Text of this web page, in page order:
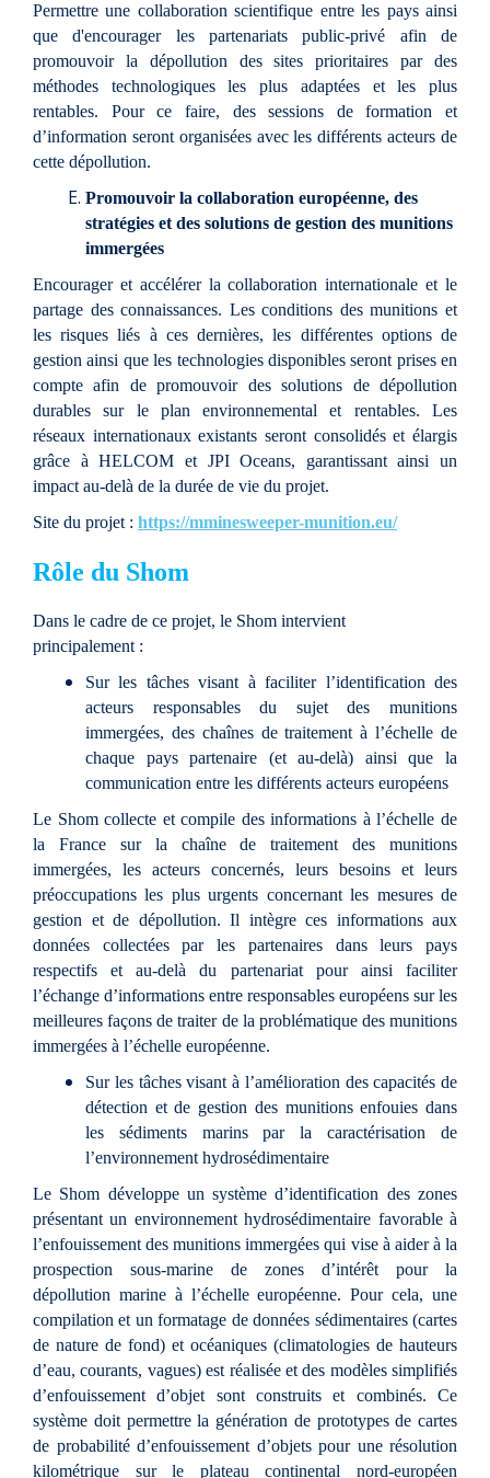
Permettre une collaboration scientifique entre les pays ainsi
que d'encourager les partenariats public-privé afin de
promouvoir la dépollution des sites prioritaires par des
méthodes technologiques les plus adaptées et les plus
rentables. Pour ce faire, des sessions de formation et
d’information seront organisées avec les différents acteurs de
cette dépollution.
Promouvoir la collaboration européenne, des
stratégies et des solutions de gestion des munitions
immergées
Encourager et accélérer la collaboration internationale et le
partage des connaissances. Les conditions des munitions et
les risques liés à ces dernières, les différentes options de
gestion ainsi que les technologies disponibles seront prises en
compte afin de promouvoir des solutions de dépollution
durables sur le plan environnemental et rentables. Les
réseaux internationaux existants seront consolidés et élargis
grâce à HELCOM et JPI Oceans, garantissant ainsi un
impact au-delà de la durée de vie du projet.
Site du projet : https://mminesweeper-munition.eu/
Rôle du Shom
Dans le cadre de ce projet, le Shom intervient
principalement :
Sur les tâches visant à faciliter l’identification des
acteurs responsables du sujet des munitions
immergées, des chaînes de traitement à l’échelle de
chaque pays partenaire (et au-delà) ainsi que la
communication entre les différents acteurs européens
Le Shom collecte et compile des informations à l’échelle de
la France sur la chaîne de traitement des munitions
immergées, les acteurs concernés, leurs besoins et leurs
préoccupations les plus urgents concernant les mesures de
gestion et de dépollution. Il intègre ces informations aux
données collectées par les partenaires dans leurs pays
respectifs et au-delà du partenariat pour ainsi faciliter
l’échange d’informations entre responsables européens sur les
meilleures façons de traiter de la problématique des munitions
immergées à l’échelle européenne.
Sur les tâches visant à l’amélioration des capacités de
détection et de gestion des munitions enfouies dans
les sédiments marins par la caractérisation de
l’environnement hydrosédimentaire
Le Shom développe un système d’identification des zones
présentant un environnement hydrosédimentaire favorable à
l’enfouissement des munitions immergées qui vise à aider à la
prospection sous-marine de zones d’intérêt pour la
dépollution marine à l’échelle européenne. Pour cela, une
compilation et un formatage de données sédimentaires (cartes
de nature de fond) et océaniques (climatologies de hauteurs
d’eau, courants, vagues) est réalisée et des modèles simplifiés
d’enfouissement d’objet sont construits et combinés. Ce
système doit permettre la génération de prototypes de cartes
de probabilité d’enfouissement d’objets pour une résolution
kilométrique sur le plateau continental nord-européen